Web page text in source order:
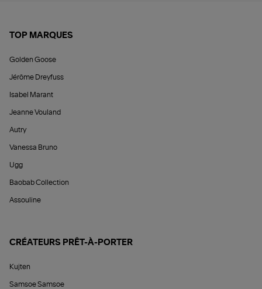
TOP MARQUES
Golden Goose
Jérôme Dreyfuss
Isabel Marant
Jeanne Vouland
Autry
Vanessa Bruno
Ugg
Baobab Collection
Assouline
CRÉATEURS PRÊT-À-PORTER
Kujten
Samsoe Samsoe